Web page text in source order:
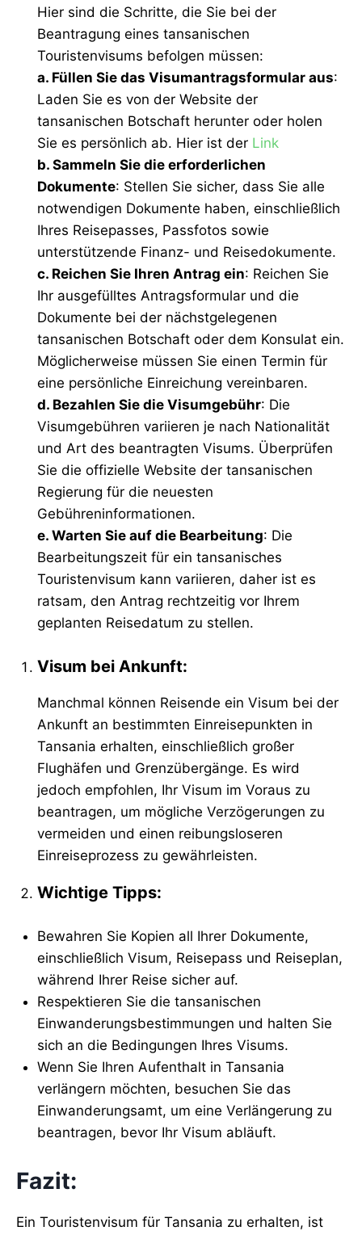
Hier sind die Schritte, die Sie bei der
Beantragung eines tansanischen
Touristenvisums befolgen müssen:
a. Füllen Sie das Visumantragsformular aus:
Laden Sie es von der Website der
tansanischen Botschaft herunter oder holen
Sie es persönlich ab. Hier ist der Link
b. Sammeln Sie die erforderlichen
Dokumente: Stellen Sie sicher, dass Sie alle
notwendigen Dokumente haben, einschließlich
Ihres Reisepasses, Passfotos sowie
unterstützende Finanz- und Reisedokumente.
c. Reichen Sie Ihren Antrag ein: Reichen Sie
Ihr ausgefülltes Antragsformular und die
Dokumente bei der nächstgelegenen
tansanischen Botschaft oder dem Konsulat ein.
Möglicherweise müssen Sie einen Termin für
eine persönliche Einreichung vereinbaren.
d. Bezahlen Sie die Visumgebühr: Die
Visumgebühren variieren je nach Nationalität
und Art des beantragten Visums. Überprüfen
Sie die offizielle Website der tansanischen
Regierung für die neuesten
Gebühreninformationen.
e. Warten Sie auf die Bearbeitung: Die
Bearbeitungszeit für ein tansanisches
Touristenvisum kann variieren, daher ist es
ratsam, den Antrag rechtzeitig vor Ihrem
geplanten Reisedatum zu stellen.
Visum bei Ankunft:
Manchmal können Reisende ein Visum bei der
Ankunft an bestimmten Einreisepunkten in
Tansania erhalten, einschließlich großer
Flughäfen und Grenzübergänge. Es wird
jedoch empfohlen, Ihr Visum im Voraus zu
beantragen, um mögliche Verzögerungen zu
vermeiden und einen reibungsloseren
Einreiseprozess zu gewährleisten.
Wichtige Tipps:
Bewahren Sie Kopien all Ihrer Dokumente,
einschließlich Visum, Reisepass und Reiseplan,
während Ihrer Reise sicher auf.
Respektieren Sie die tansanischen
Einwanderungsbestimmungen und halten Sie
sich an die Bedingungen Ihres Visums.
Wenn Sie Ihren Aufenthalt in Tansania
verlängern möchten, besuchen Sie das
Einwanderungsamt, um eine Verlängerung zu
beantragen, bevor Ihr Visum abläuft.
Fazit:
Ein Touristenvisum für Tansania zu erhalten, ist